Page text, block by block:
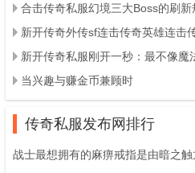
合击传奇私服幻境三大Boss的刷新
新开传奇外传sf连击传奇英雄连击
新开传奇私服刚开一秒：最不像魔
当兴趣与赚金币兼顾时
传奇私服发布网排行
战士最想拥有的麻痹戒指是由暗之